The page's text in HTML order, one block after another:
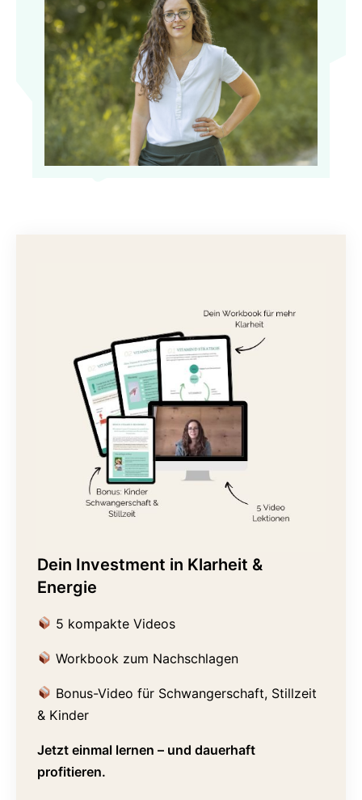
Dein Investment in Klarheit &
Energie
5 kompakte Videos
Workbook zum Nachschlagen
Bonus-Video für Schwangerschaft, Stillzeit
& Kinder
Jetzt einmal lernen – und dauerhaft
profitieren.